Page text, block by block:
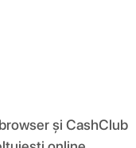
și CashClub